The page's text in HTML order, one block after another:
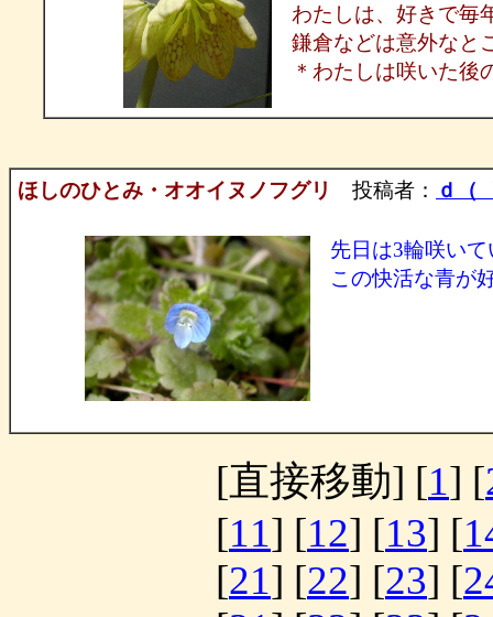
わたしは、好きで毎
鎌倉などは意外なと
＊わたしは咲いた後
ほしのひとみ・オオイヌノフグリ 投稿者： ｄ（
先日は3輪咲い
この快活な青が
[直接移動] [1] [
[11] [12] [13] [
[21] [22] [23] [